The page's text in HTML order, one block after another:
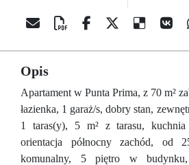
Opis
Apartament w Punta Prima, z 70 m²
łazienka, 1 garaż/s, dobry stan,
1 taras(y), 5 m² z tarasu, kuchnia
orientacja północny zachód, od
komunalny, 5 piętro w budynku,